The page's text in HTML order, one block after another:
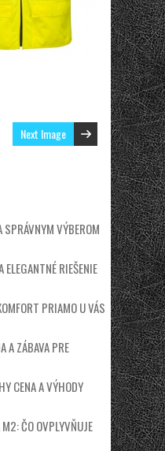
Next Image
VÝBEROM
RIEŠENIE
PRIAMO U VÁS
A ZÁBAVA PRE
CENA A VÝHODY
ČO OVPLYVŇUJE